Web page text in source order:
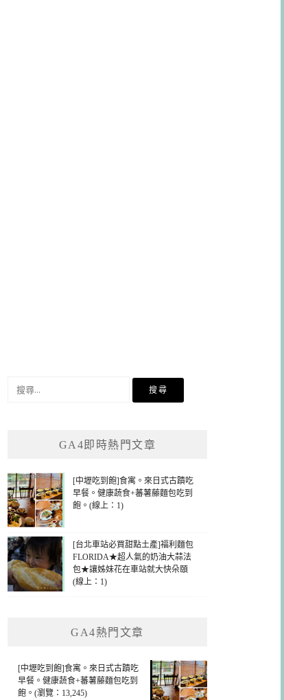
GA4即時熱門文章
[中壢吃到飽]食寓。來日式古蹟吃
早餐。健康蔬食+蕃薯藤麵包吃到
飽。(線上：1)
[台北車站必買甜點土產]福利麵包
FLORIDA★超人氣的奶油大蒜法
包★讓姊妹花在車站就大快朵頤
(線上：1)
GA4熱門文章
[中壢吃到飽]食寓。來日式古蹟吃
早餐。健康蔬食+蕃薯藤麵包吃到
飽。(瀏覽：13,245)